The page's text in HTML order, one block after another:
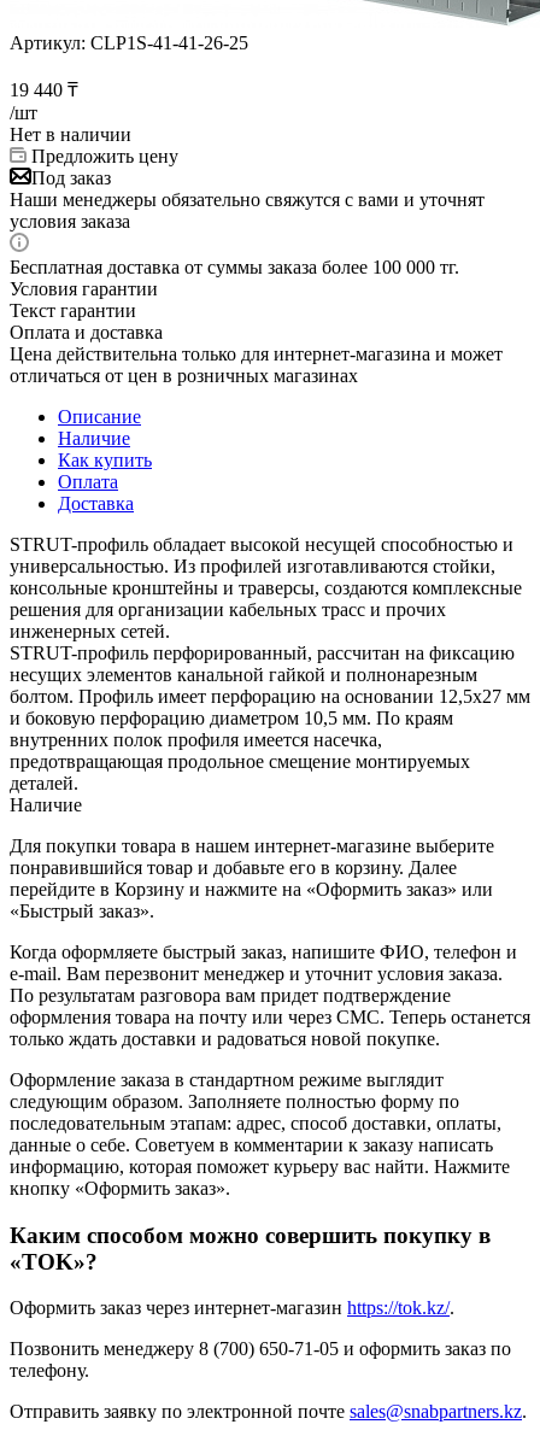
Артикул: CLP1S-41-41-26-25
19 440 ₸
/шт
Нет в наличии
Предложить цену
Под заказ
Наши менеджеры обязательно свяжутся с вами и уточнят
условия заказа
Бесплатная доставка от суммы заказа более 100 000 тг.
Условия гарантии
Текст гарантии
Оплата и доставка
Цена действительна только для интернет-магазина и может
отличаться от цен в розничных магазинах
Описание
Наличие
Как купить
Оплата
Доставка
STRUT-профиль обладает высокой несущей способностью и
универсальностью. Из профилей изготавливаются стойки,
консольные кронштейны и траверсы, создаются комплексные
решения для организации кабельных трасс и прочих
инженерных сетей.
STRUT-профиль перфорированный, рассчитан на фиксацию
несущих элементов канальной гайкой и полнонарезным
болтом. Профиль имеет перфорацию на основании 12,5х27 мм
и боковую перфорацию диаметром 10,5 мм. По краям
внутренних полок профиля имеется насечка,
предотвращающая продольное смещение монтируемых
деталей.
Наличие
Для покупки товара в нашем интернет-магазине выберите
понравившийся товар и добавьте его в корзину. Далее
перейдите в Корзину и нажмите на «Оформить заказ» или
«Быстрый заказ».
Когда оформляете быстрый заказ, напишите ФИО, телефон и
e-mail. Вам перезвонит менеджер и уточнит условия заказа.
По результатам разговора вам придет подтверждение
оформления товара на почту или через СМС. Теперь останется
только ждать доставки и радоваться новой покупке.
Оформление заказа в стандартном режиме выглядит
следующим образом. Заполняете полностью форму по
последовательным этапам: адрес, способ доставки, оплаты,
данные о себе. Советуем в комментарии к заказу написать
информацию, которая поможет курьеру вас найти. Нажмите
кнопку «Оформить заказ».
Каким способом можно совершить покупку в
«TOK»?
Оформить заказ через интернет-магазин https://tok.kz/.
Позвонить менеджеру 8 (700) 650-71-05 и оформить заказ по
телефону.
Отправить заявку по электронной почте sales@snabpartners.kz.